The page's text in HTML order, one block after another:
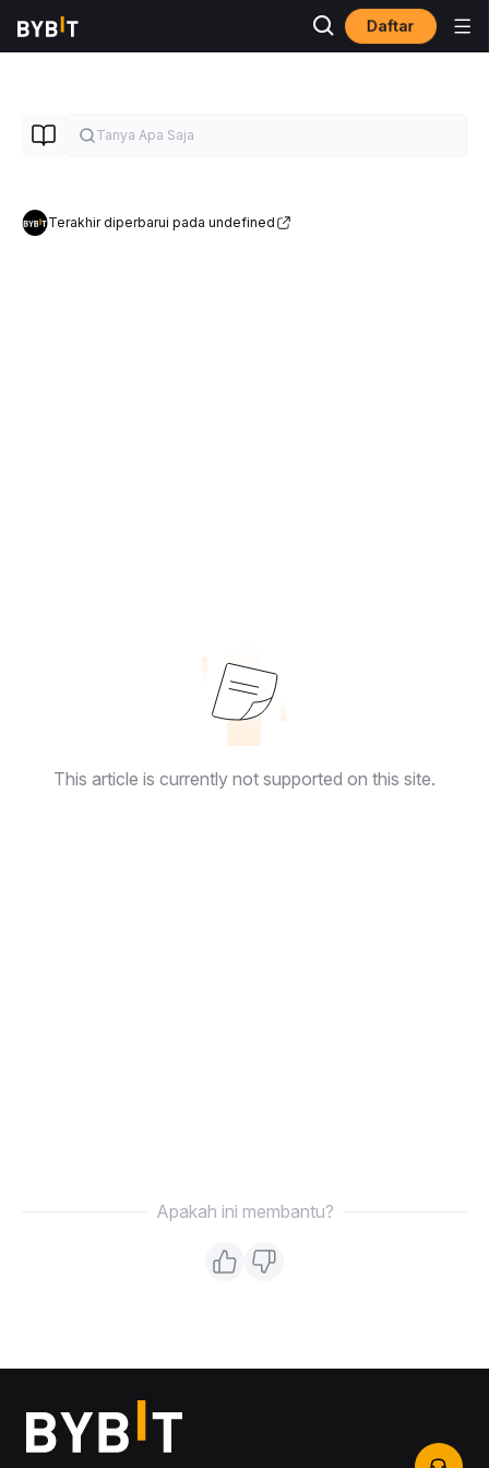
Daftar
Terakhir diperbarui pada undefined
This article is currently not supported on this site.
Apakah ini membantu?